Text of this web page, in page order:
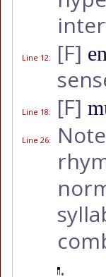
Line 12: [F] en
Line 18: [F]
Line 26:
.